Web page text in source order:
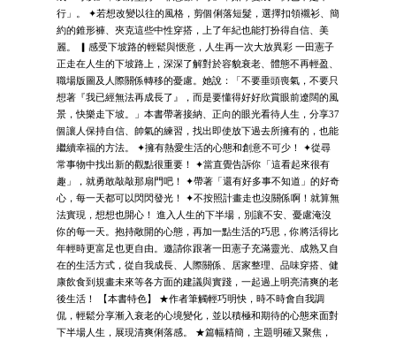
行」。 ✦若想改變以往的風格，剪個俐落短髮，選擇扣領襯衫、簡
約的錐形褲、夾克這些中性穿搭，上了年紀也能打扮得自信、美
麗。 ▎感受下坡路的輕鬆與愜意，人生再一次大放異彩 一田憲子
正走在人生的下坡路上，深深了解對於容貌衰老、體態不再輕盈、
職場版圖及人際關係轉移的憂慮。她說：「不要垂頭喪氣，不要只
想著『我已經無法再成長了』，而是要懂得好好欣賞眼前遼闊的風
景，快樂走下坡。」本書帶著接納、正向的眼光看待人生，分享37
個讓人保持自信、帥氣的練習，找出即使放下過去所擁有的，也能
繼續幸福的方法。 ✦擁有熱愛生活的心態和創意不可少！ ✦從尋
常事物中找出新的觀點很重要！ ✦當直覺告訴你「這看起來很有
趣」，就勇敢敲敲那扇門吧！ ✦帶著「還有好多事不知道」的好奇
心，每一天都可以閃閃發光！ ✦不按照計畫走也沒關係啊！就算無
法實現，想想也開心！ 進入人生的下半場，別讓不安、憂慮淹沒
你的每一天。抱持敞開的心態，再加一點生活的巧思，你將活得比
年輕時更富足也更自由。邀請你跟著一田憲子充滿靈光、成熟又自
在的生活方式，從自我成長、人際關係、居家整理、品味穿搭、健
康飲食到規畫未來等各方面的建議與實踐，一起過上明亮清爽的老
後生活！ 【本書特色】 ★作者筆觸輕巧明快，時不時會自我調
侃，輕鬆分享漸入衰老的心境變化，並以積極和期待的心態來面對
下半場人生，展現清爽俐落感。 ★篇幅精簡，主題明確又聚焦，